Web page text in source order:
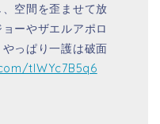
空間を歪ませて放
ーやザエルアポロ
っぱり一護は破面
tlWYc7B5q6